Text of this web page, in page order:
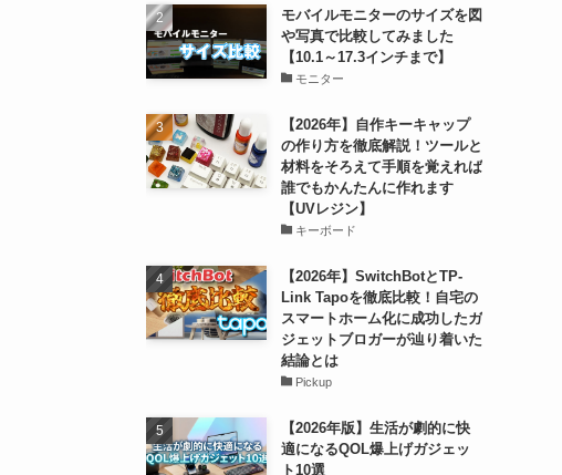
モバイルモニターのサイズを図
や写真で比較してみました
【10.1～17.3インチまで】
モニター
【2026年】自作キーキャップ
の作り方を徹底解説！ツールと
材料をそろえて手順を覚えれば
誰でもかんたんに作れます
【UVレジン】
キーボード
【2026年】SwitchBotとTP-
Link Tapoを徹底比較！自宅の
スマートホーム化に成功したガ
ジェットブロガーが辿り着いた
結論とは
Pickup
【2026年版】生活が劇的に快
適になるQOL爆上げガジェッ
ト10選